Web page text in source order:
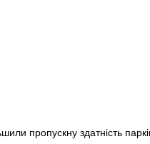
пропускну здатність